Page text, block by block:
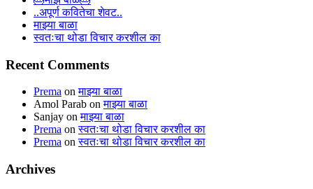
..अपूर्ण कवितेचा शेवट..
माझ्या बाळा
स्वतःचा थोडा विचार करशील का
Recent Comments
Prema onमाझ्या बाळा
Amol Parab onमाझ्या बाळा
Sanjay onमाझ्या बाळा
Prema onस्वतःचा थोडा विचार करशील का
Prema onस्वतःचा थोडा विचार करशील का
Archives